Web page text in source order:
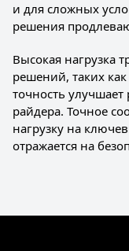
и для сложных
решения
Высокая нагрузка
решений, таких
точность
райдера. Точное
нагрузку на
отражается на